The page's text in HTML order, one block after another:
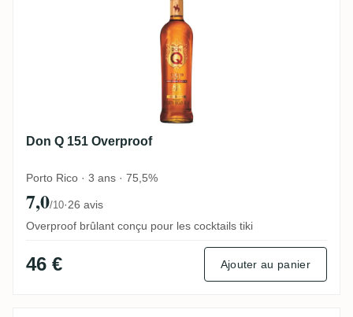
Don Q 151 Overproof
Porto Rico · 3 ans · 75,5%
7,0/10·26 avis
Overproof brûlant conçu pour les cocktails tiki
46 € Ajouter au panier